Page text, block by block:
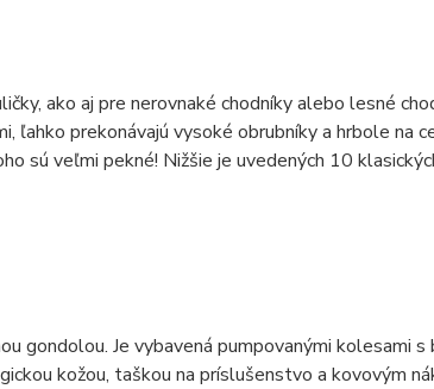
ako aj pre nerovnaké chodníky alebo lesné
ľahko prekonávajú vysoké obrubníky a hrbole
sú veľmi pekné! Nižšie je uvedených 10
gondolou. Je vybavená pumpovanými kolesami s
kožou, taškou na príslušenstvo a kovovým